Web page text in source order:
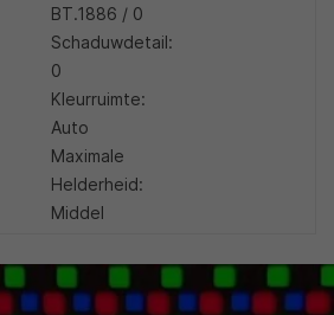
BT.1886 / 0
Schaduwdetail:
0
Kleurruimte:
Auto
Maximale
Helderheid:
Middel